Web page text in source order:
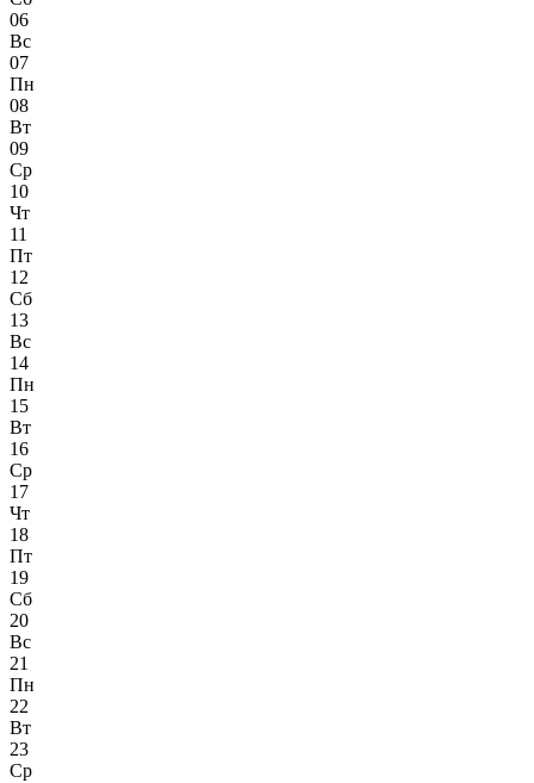
06
Вс
07
Пн
08
Вт
09
Ср
10
Чт
11
Пт
12
Сб
13
Вс
14
Пн
15
Вт
16
Ср
17
Чт
18
Пт
19
Сб
20
Вс
21
Пн
22
Вт
23
Ср